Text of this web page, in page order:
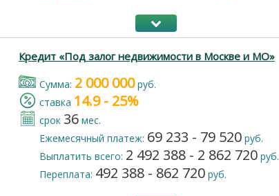
Кредит «Под залог недвижимости в Москве и МО»
Cумма: 2 000 000руб.
cтавка 14.9 - 25%
срок 36 мес.
Ежемесячный платеж: 69 233 - 79 520 руб.
Выплатить всего: 2 492 388 - 2 862 720 руб.
Переплата: 492 388 - 862 720 руб.